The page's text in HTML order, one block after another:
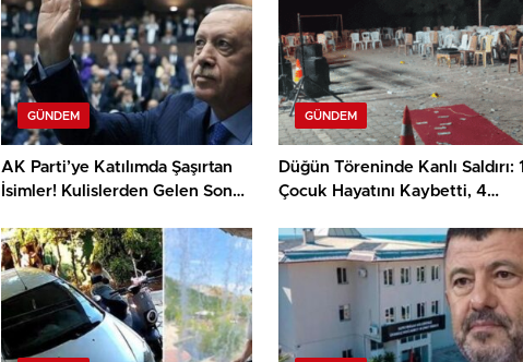
GÜNDEM
AK Parti’ye Katılımda Şaşırtan
İsimler! Kulislerden Gelen Son
GÜNDEM
Düğün Töreninde Kanlı Saldırı: 1
Çocuk Hayatını Kaybetti, 4